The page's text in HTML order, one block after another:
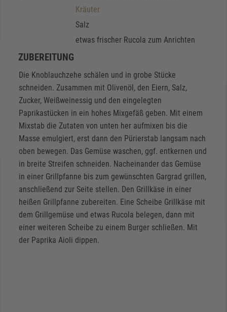
Kräuter
Salz
etwas frischer Rucola zum Anrichten
ZUBEREITUNG
Die Knoblauchzehe schälen und in grobe Stücke
schneiden. Zusammen mit Olivenöl, den Eiern, Salz,
Zucker, Weißweinessig und den eingelegten
Paprikastücken in ein hohes Mixgefäß geben. Mit einem
Mixstab die Zutaten von unten her aufmixen bis die
Masse emulgiert, erst dann den Pürierstab langsam nach
oben bewegen. Das Gemüse waschen, ggf. entkernen und
in breite Streifen schneiden. Nacheinander das Gemüse
in einer Grillpfanne bis zum gewünschten Gargrad grillen,
anschließend zur Seite stellen. Den Grillkäse in einer
heißen Grillpfanne zubereiten. Eine Scheibe Grillkäse mit
dem Grillgemüse und etwas Rucola belegen, dann mit
einer weiteren Scheibe zu einem Burger schließen. Mit
der Paprika Aioli dippen.